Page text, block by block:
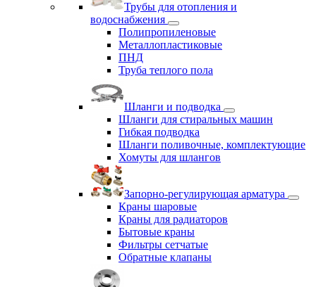
Трубы для отопления и
водоснабжения
Полипропиленовые
Металлопластиковые
ПНД
Труба теплого пола
Шланги и подводка
Шланги для стиральных машин
Гибкая подводка
Шланги поливочные, комплектующие
Хомуты для шлангов
Запорно-регулирующая арматура
Краны шаровые
Краны для радиаторов
Бытовые краны
Фильтры сетчатые
Обратные клапаны